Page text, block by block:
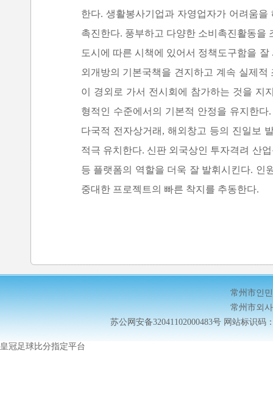
한다. 생활봉사기업과 자영업자가 어려움
촉진한다. 풍부하고 다양한 소비촉진활동을
도시에 따른 시책에 있어서 정책도구함을
외개방의 기본국책을 견지하고 계속 실제
이 경외로 가서 전시회에 참가하는 것을 지
형적인 수준에서의 기본적 안정을 유지한
다국적 전자상거래, 해외창고 등의 진일보
적극 유치한다. 신판 외국상인 투자격려 산
등 플랫폼의 역할을 더욱 잘 발휘시킨다. 인
중대한 프로젝트의 빠른 착지를 추동한다.
常州市인
常州市외
苏公网安备32041102000483号网站标识码
皇冠足球比分指定平台